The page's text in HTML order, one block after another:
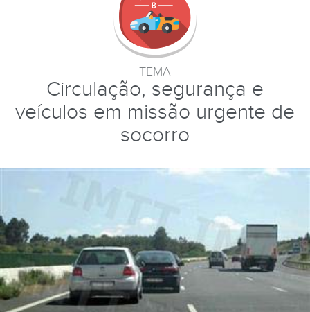
TEMA
Circulação, segurança e
veículos em missão urgente de
socorro